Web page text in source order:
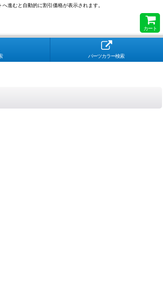
進むと自動的に割引価格が表示されます。
カート
パーツカラー検索